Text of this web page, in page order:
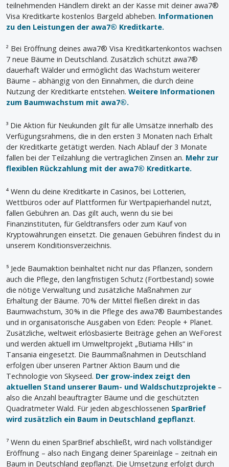
teilnehmenden Händlern direkt an der Kasse mit deiner awa7®
Visa Kreditkarte kostenlos Bargeld abheben. Informationen
zu den Leistungen der awa7® Kreditkarte.
² Bei Eröffnung deines awa7® Visa Kreditkartenkontos wachsen
7 neue Bäume in Deutschland. Zusätzlich schützt awa7®
dauerhaft Wälder und ermöglicht das Wachstum weiterer
Bäume – abhängig von den Einnahmen, die durch deine
Nutzung der Kreditkarte entstehen. Weitere Informationen
zum Baumwachstum mit awa7®.
³ Die Aktion für Neukunden gilt für alle Umsätze innerhalb des
Verfügungsrahmens, die in den ersten 3 Monaten nach Erhalt
der Kreditkarte getätigt werden. Nach Ablauf der 3 Monate
fallen bei der Teilzahlung die vertraglichen Zinsen an. Mehr zur
flexiblen Rückzahlung mit der awa7® Kreditkarte.
⁴ Wenn du deine Kreditkarte in Casinos, bei Lotterien,
Wettbüros oder auf Plattformen für Wertpapierhandel nutzt,
fallen Gebühren an. Das gilt auch, wenn du sie bei
Finanzinstituten, für Geldtransfers oder zum Kauf von
Kryptowährungen einsetzt. Die genauen Gebühren findest du in
unserem Konditionsverzeichnis.
⁵ Jede Baumaktion beinhaltet nicht nur das Pflanzen, sondern
auch die Pflege, den langfristigen Schutz (Fortbestand) sowie
die nötige Verwaltung und zusätzliche Maßnahmen zur
Erhaltung der Bäume. 70 % der Mittel fließen direkt in das
Baumwachstum, 30 % in die Pflege des awa7® Baumbestandes
und in organisatorische Ausgaben von Eden: People + Planet.
Zusätzliche, weltweit erlösbasierte Beiträge gehen an WeForest
und werden aktuell im Umweltprojekt „Butiama Hills“ in
Tansania eingesetzt. Die Baummaßnahmen in Deutschland
erfolgen über unseren Partner Aktion Baum und die
Technologie von Skyseed. Der grow-index zeigt den
aktuellen Stand unserer Baum- und Waldschutzprojekte –
also die Anzahl beauftragter Bäume und die geschützten
Quadratmeter Wald. Für jeden abgeschlossenen SparBrief
wird zusätzlich ein Baum in Deutschland gepflanzt.
⁷ Wenn du einen SparBrief abschließt, wird nach vollständiger
Eröffnung – also nach Eingang deiner Spareinlage – zeitnah ein
Baum in Deutschland gepflanzt. Die Umsetzung erfolgt durch